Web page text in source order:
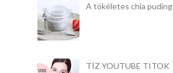
A tökéletes chia puding
TÍZ YOUTUBE TITOK